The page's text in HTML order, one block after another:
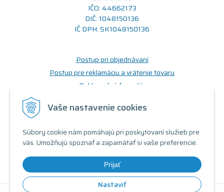
Vaše nastavenie cookies
Súbory cookie nám pomáhajú pri poskytovaní služieb pre
vás. Umožňujú spoznať a zapamätať si vaše preferencie.
Prijať
Nastaviť
IČO: 44662173
DIČ: 1048150136
IČ DPH: SK1048150136
Postup pri objednávaní
Postup pre reklamáciu a vrátenie tovaru
Reklamačný formulár
Obchodné podmienky
Doprava a možnosti platby
Triedy a stavy produktov